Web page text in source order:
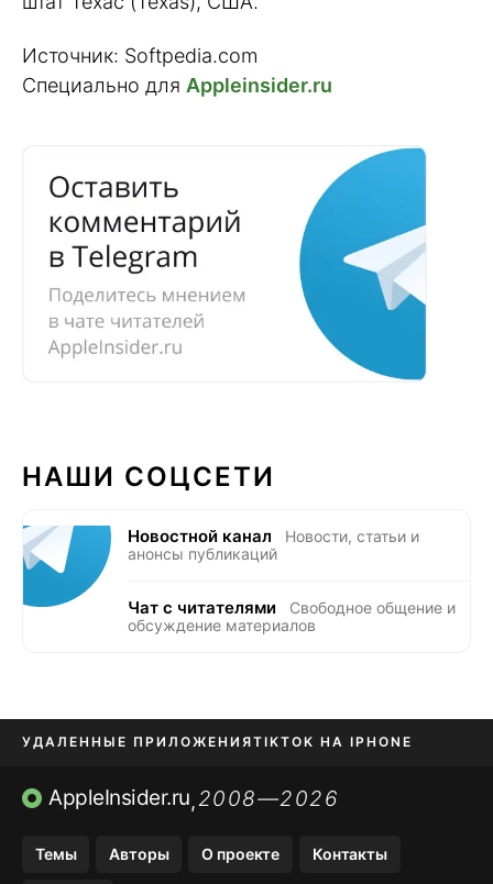
Источник: Softpedia.com
Специально для Appleinsider.ru
НАШИ СОЦСЕТИ
Новостной канал
Новости, статьи и
анонсы публикаций
Чат с читателями
Свободное общение и
обсуждение материалов
УДАЛЕННЫЕ ПРИЛОЖЕНИЯTIKTOK НА IPHONE
ПРИЛОЖЕНИЯ БЕЗ APP STORE
AppleInsider.ru,2008—2026
Темы Авторы О проекте Контакты